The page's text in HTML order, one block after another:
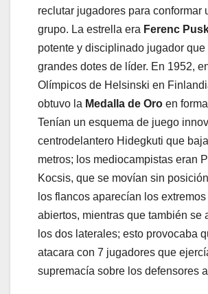
reclutar jugadores para conformar
grupo. La estrella era Ferenc
potente y disciplinado jugador que
grandes dotes de líder. En 1952,
Olímpicos de Helsinski en
obtuvo la Medalla de Oro en
Tenían un esquema de juego
centrodelantero Hidegkuti que
metros; los mediocampistas eran
Kocsis, que se movían sin
los flancos aparecían los
abiertos, mientras que también se
los dos laterales; esto provocaba
atacara con 7 jugadores que
supremacía sobre los defensores